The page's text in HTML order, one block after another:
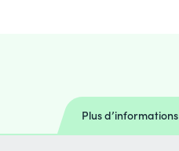
Plus d’informations